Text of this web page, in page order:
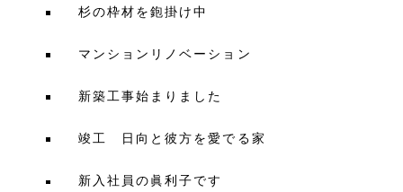
杉の枠材を鉋掛け中
マンションリノベーション
新築工事始まりました
竣工 日向と彼方を愛でる家
新入社員の眞利子です